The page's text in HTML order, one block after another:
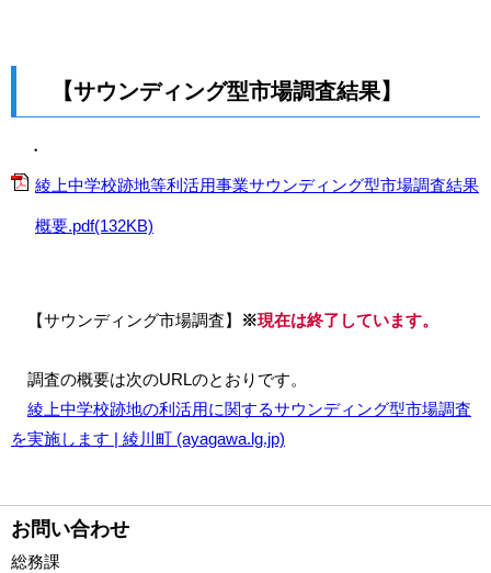
【サウンディング型市場調査結果】
・
綾上中学校跡地等利活用事業サウンディング型市場調査結果
概要.pdf(132KB)
【サウンディング市場調査】 ※現在は終了しています。
調査の概要は次のURLのとおりです。
綾上中学校跡地の利活用に関するサウンディング型市場調査
を実施します | 綾川町 (ayagawa.lg.jp)
お問い合わせ
総務課